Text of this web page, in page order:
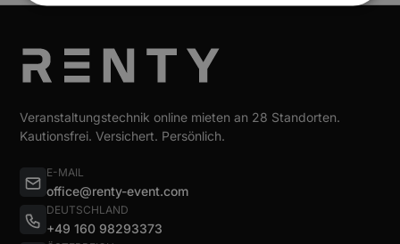
Veranstaltungstechnik online mieten an 28 Standorten.
Kautionsfrei. Versichert. Persönlich.
E-MAIL
office@renty-event.com
DEUTSCHLAND
+49 160 98293373